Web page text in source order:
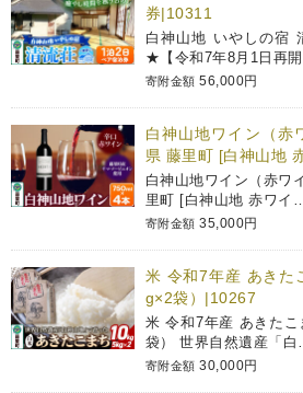
券|10311
白神山地 いやしの宿
★【令和7年8月1日再
寄附金額 56,000円
白神山地ワイン（赤
県 藤里町 [白神山地
白神山地ワイン（赤ワ
里町 [白神山地 赤ワイ
寄附金額 35,000円
米 令和7年産 あきた
g×2袋）|10267
米 令和7年産 あきた
袋） 世界自然遺産「
寄附金額 30,000円